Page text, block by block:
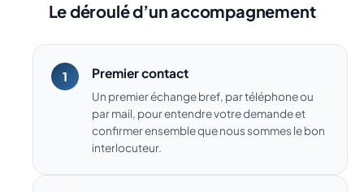
Le déroulé d’un accompagnement
Premier contact
Un premier échange bref, par téléphone ou
par mail, pour entendre votre demande et
confirmer ensemble que nous sommes le bon
interlocuteur.